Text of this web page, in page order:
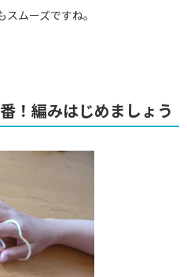
ムーズですね。
！編みはじめましょう